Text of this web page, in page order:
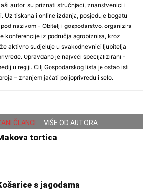
autori su priznati stručnjaci, znanstvenici i
Uz tiskana i online izdanja, posjeduje bogatu
nazivom - Obitelj i gospodarstvo, organizira
konferencije iz područja agrobiznisa, kroz
aktivno sudjeluje u svakodnevnici ljubitelja
Opravdano je najveći specijalizirani -
u regiji. Cilj Gospodarskog lista je ostao isti
– znanjem jačati poljoprivredu i selo.
ČLANCI VIŠE OD AUTORA
tortica
s jagodama